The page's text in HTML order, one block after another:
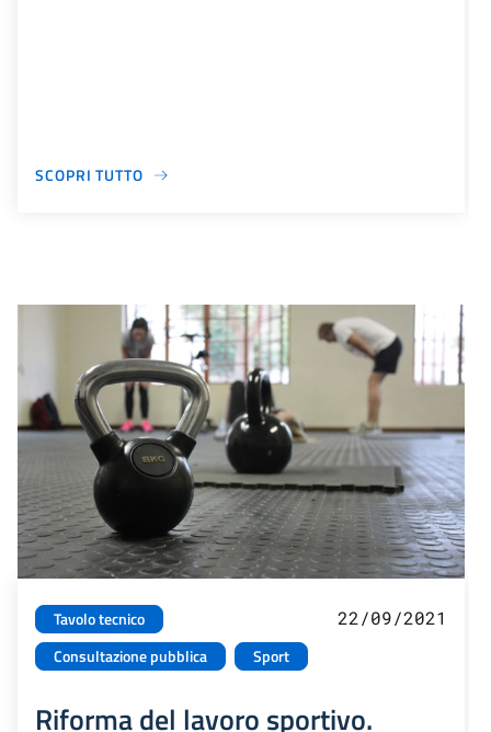
SCOPRI TUTTO
Tavolo tecnico
Consultazione pubblica
Sport
22/09/2021
Riforma del lavoro sportivo.